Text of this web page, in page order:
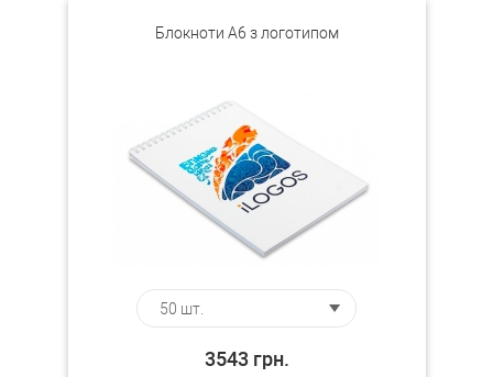
Блокноти А6 з логотипом
3543 грн.